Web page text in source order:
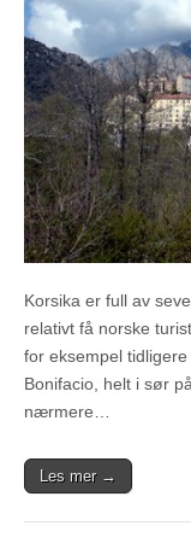
Korsika er full av
relativt få norske
for eksempel
Bonifacio, helt i sør
nærmere…
Les mer →